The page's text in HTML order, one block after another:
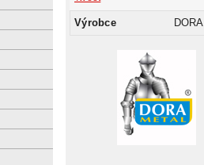
Výrobce